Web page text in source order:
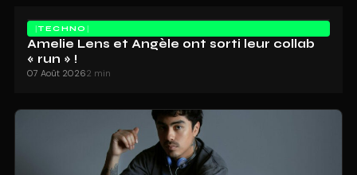
TECHNO
Amelie Lens et Angèle ont sorti leur collab
« run » !
07 Août 20262 min